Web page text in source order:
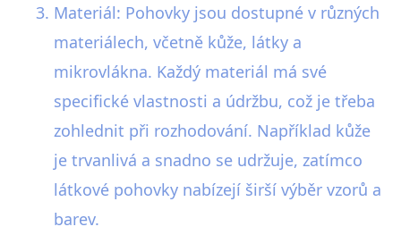
Materiál: Pohovky jsou dostupné v různých
materiálech, včetně kůže, látky a
mikrovlákna. Každý materiál má své
specifické vlastnosti a údržbu, což je třeba
zohlednit při rozhodování. Například kůže
je trvanlivá a snadno se udržuje, zatímco
látkové pohovky nabízejí širší výběr vzorů a
barev.